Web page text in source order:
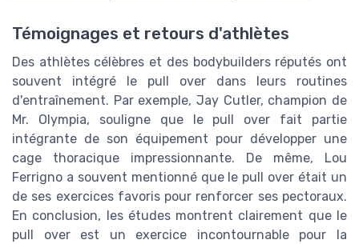
Témoignages et retours d'athlètes
Des athlètes célèbres et des bodybuilders réputés ont
souvent intégré le pull over dans leurs routines
d'entraînement. Par exemple, Jay Cutler, champion de
Mr. Olympia, souligne que le pull over fait partie
intégrante de son équipement pour développer une
cage thoracique impressionnante. De même, Lou
Ferrigno a souvent mentionné que le pull over était un
de ses exercices favoris pour renforcer ses pectoraux.
En conclusion, les études montrent clairement que le
pull over est un exercice incontournable pour la